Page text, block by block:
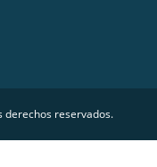
derechos reservados.